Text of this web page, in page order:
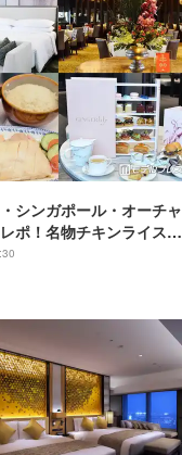
シンガポール・オーチャ
ポ！名物チキンライスに
”も楽しめる非日常ホテ